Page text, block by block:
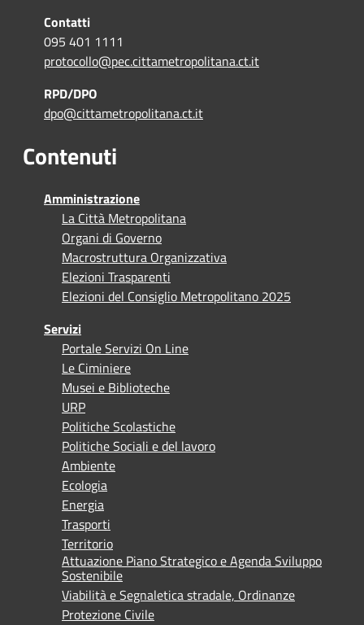
Contatti
095 401 1111
protocollo@pec.cittametropolitana.ct.it
RPD/DPO
dpo@cittametropolitana.ct.it
Contenuti
Amministrazione
La Città Metropolitana
Organi di Governo
Macrostruttura Organizzativa
Elezioni Trasparenti
Elezioni del Consiglio Metropolitano 2025
Servizi
Portale Servizi On Line
Le Ciminiere
Musei e Biblioteche
URP
Politiche Scolastiche
Politiche Sociali e del lavoro
Ambiente
Ecologia
Energia
Trasporti
Territorio
Attuazione Piano Strategico e Agenda Sviluppo
Sostenibile
Viabilità e Segnaletica stradale, Ordinanze
Protezione Civile